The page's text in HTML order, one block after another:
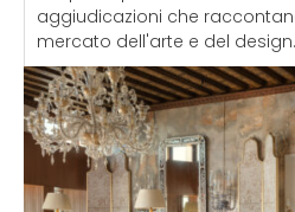
aggiudicazioni che
mercato dell'arte e del design.